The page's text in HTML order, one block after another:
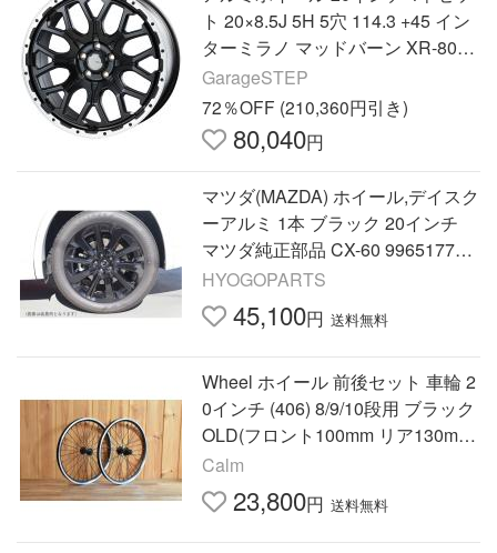
ト 20×8.5J 5H 5穴 114.3 +45 イン
ターミラノ マッドバーン XR-800
M マットブラックリムポリッシュ
GarageSTEP
72％OFF (210,360円引き)
80,040円
マツダ(MAZDA) ホイール,デイスク
ーアルミ 1本 ブラック 20インチ
マツダ純正部品 CX-60 996517750
0(9965-17-7500)
HYOGOPARTS
45,100円 送料無料
Wheel ホイール 前後セット 車輪 2
0インチ (406) 8/9/10段用 ブラック
OLD(フロント100mm リア130mm)
シマノ HB-RS300 FH-RS300
Calm
23,800円 送料無料